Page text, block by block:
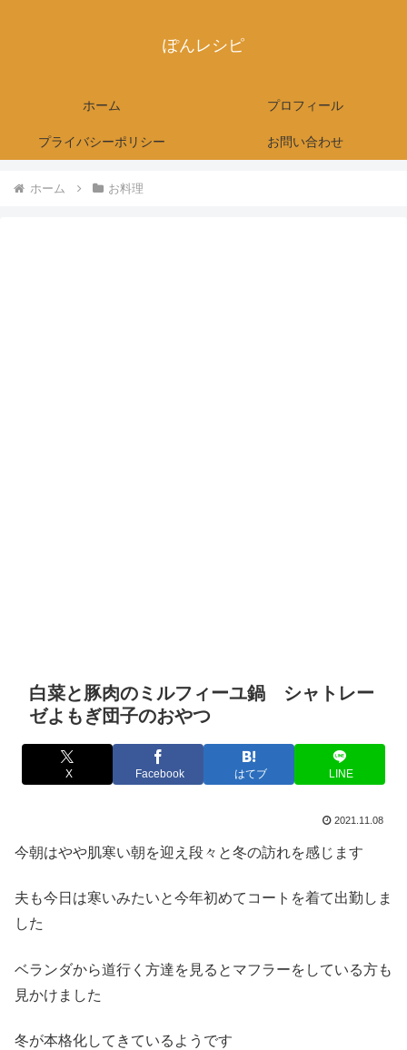
ぽんレシピ
ホーム プロフィール
プライバシーポリシー お問い合わせ
ホーム お料理
白菜と豚肉のミルフィーユ鍋 シャトレー
ゼよもぎ団子のおやつ
X Facebook はてブ LINE
2021.11.08
今朝はやや肌寒い朝を迎え段々と冬の訪れを感じます
夫も今日は寒いみたいと今年初めてコートを着て出勤しま
した
ベランダから道行く方達を見るとマフラーをしている方も
見かけました
冬が本格化してきているようです